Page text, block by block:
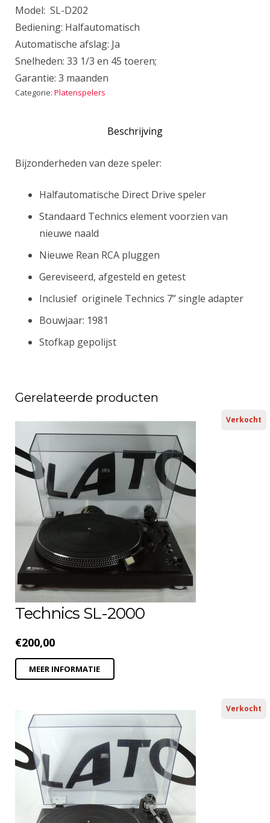
Model: SL-D202
Bediening: Halfautomatisch
Automatische afslag: Ja
Snelheden: 33 1/3 en 45 toeren;
Garantie: 3 maanden
Categorie: Platenspelers
Beschrijving
Bijzonderheden van deze speler:
Halfautomatische Direct Drive speler
Standaard Technics element voorzien van
nieuwe naald
Nieuwe Rean RCA pluggen
Gereviseerd, afgesteld en getest
Inclusief originele Technics 7” single adapter
Bouwjaar: 1981
Stofkap gepolijst
Gerelateerde producten
Verkocht
Technics SL-2000
€200,00
MEER INFORMATIE
Verkocht